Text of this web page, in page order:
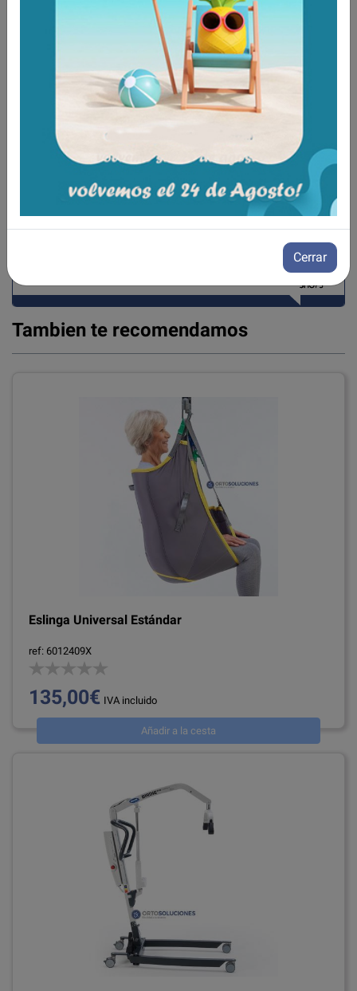
Tambien te recomendamos
Eslinga Universal Estándar
ref: 6012409X
135,00€ IVA incluido
Añadir a la cesta
Cerrar